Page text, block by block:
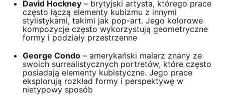
David Hockney – brytyjski artysta, którego prace
często łączą elementy kubizmu z innymi
stylistykami, takimi jak pop-art. Jego kolorowe
kompozycje często wykorzystują geometryczne
formy i podziały przestrzenne
George Condo – amerykański malarz znany ze
swoich surrealistycznych portretów, które często
posiadają elementy kubistyczne. Jego prace
eksplorują rozkład formy i perspektywę w
nietypowy sposób